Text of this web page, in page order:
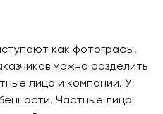
как фотографы,
можно разделить
лица и компании. У
Частные лица